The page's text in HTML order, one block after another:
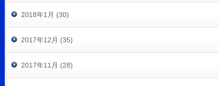
2018年1月 (30)
2017年12月 (35)
2017年11月 (28)